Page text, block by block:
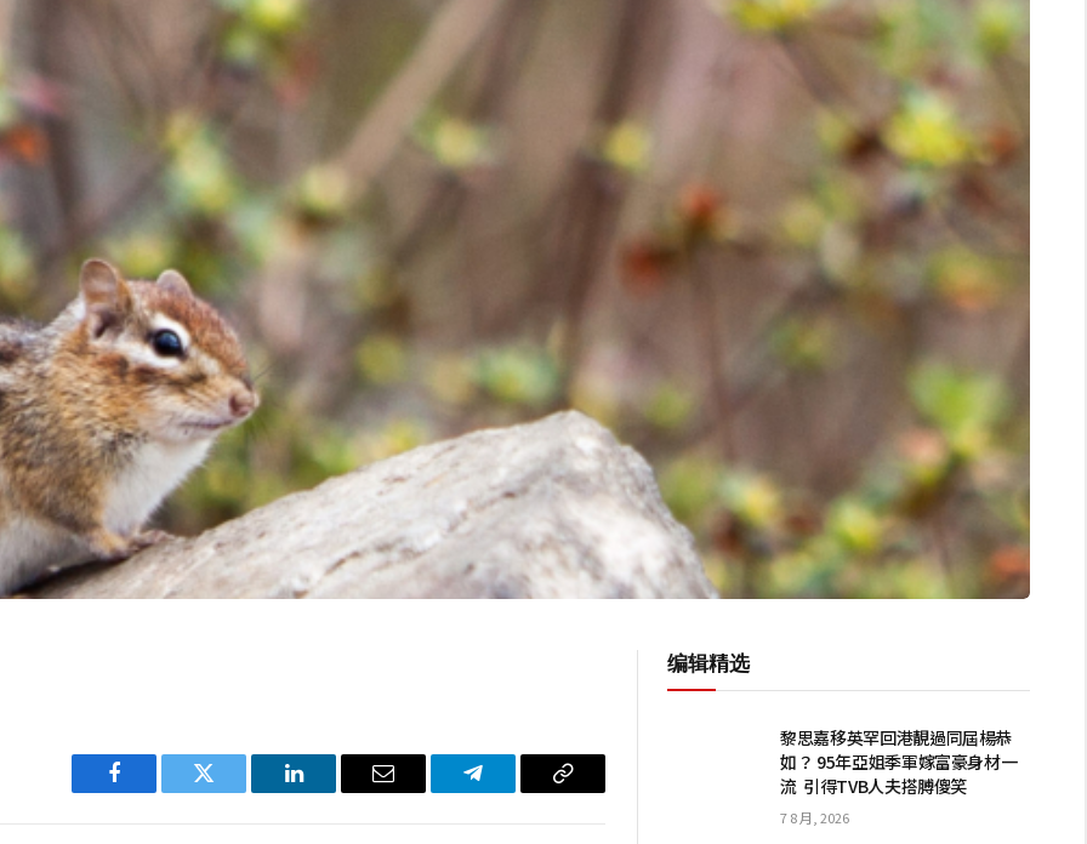
Facebook Twitter LinkedIn 电
Telegram 复
编辑精选
黎思嘉移英罕回港靚過同屆楊恭
如？ 95年亞姐季軍嫁富豪身材一
流 引得TVB人夫搭膊傻笑
7 8 月, 2026